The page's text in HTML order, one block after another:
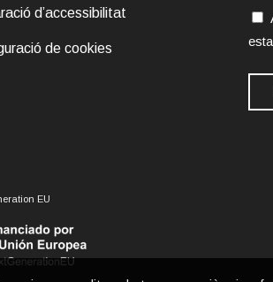
d’accessibilitat
de cookies
EU